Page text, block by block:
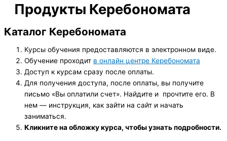
Продукты Керебономата
Каталог Керебономата
Курсы обучения предоставляются в электронном виде.
Обучение проходит в онлайн центре Керебономата
Доступ к курсам сразу после оплаты.
Для получения доступа, после оплаты, вы получите
письмо «Вы оплатили счет». Найдите и прочтите его. В
нем — инструкция, как зайти на сайт и начать
заниматься.
Кликните на обложку курса, чтобы узнать подробности.